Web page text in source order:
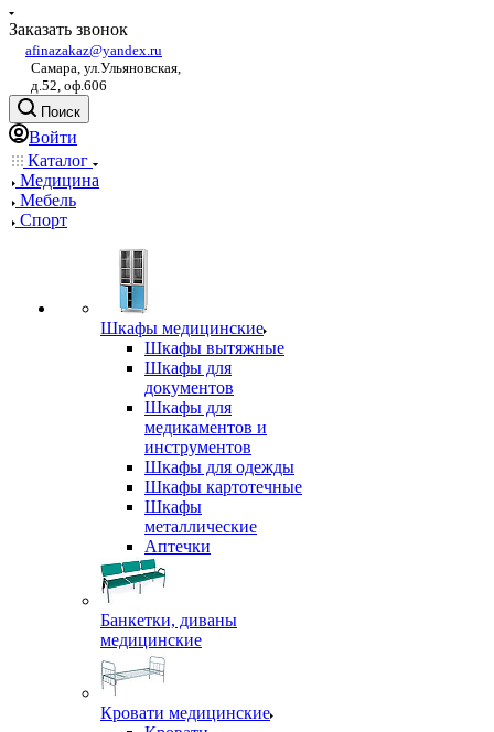
Заказать звонок
afinazakaz@yandex.ru
Самара, ул.Ульяновская,
д.52, оф.606
Поиск
Войти
Каталог
Медицина
Мебель
Спорт
Шкафы медицинские
Шкафы вытяжные
Шкафы для
документов
Шкафы для
медикаментов и
инструментов
Шкафы для одежды
Шкафы картотечные
Шкафы
металлические
Аптечки
Банкетки, диваны
медицинские
Кровати медицинские